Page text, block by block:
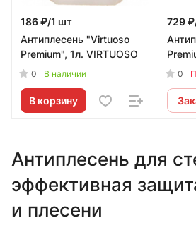
186 ₽/1 шт
Антиплесень "Virtuoso
Premium", 1л. VIRTUOSO
0 В наличии
В корзину
729
0
Антиплесень для
эффективная
и плесени